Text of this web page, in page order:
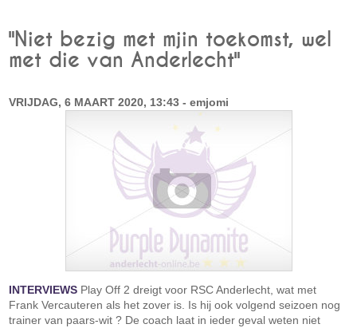
"Niet bezig met mjin toekomst, wel
met die van Anderlecht"
VRIJDAG, 6 MAART 2020, 13:43 - emjomi
INTERVIEWS Play Off 2 dreigt voor RSC Anderlecht, wat met
Frank Vercauteren als het zover is. Is hij ook volgend seizoen nog
trainer van paars-wit ? De coach laat in ieder geval weten niet